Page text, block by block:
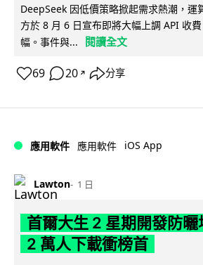
DeepSeek 因低價策略掀起需求熱潮，運
方於 8 月 6 日宣布即將大幅上調 API 收
幅。事件與...
閱讀全文
69 20 ↗ 分享
應用軟件 應用軟件 iOS App
Lawton 1 日
首爾大生 2 星期開發防
2 萬人下載衝榜首